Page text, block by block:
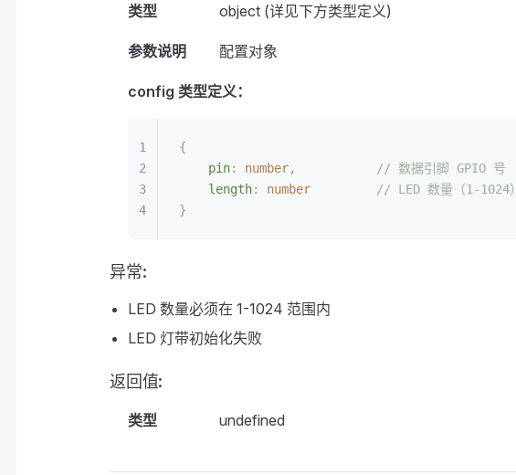
类型 object (详见下方类型定义)
参数说明 配置对象
config 类型定义：
{
    pin
: number,
           // 数据引脚 GPIO 号
    length
: number
         // LED 数量（1-1024）
}
异常:
LED 数量必须在 1-1024 范围内
LED 灯带初始化失败
返回值:
类型 undefined